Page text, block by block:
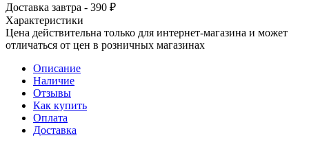
Доставка завтра - 390 ₽
Характеристики
Цена действительна только для интернет-магазина и может
отличаться от цен в розничных магазинах
Описание
Наличие
Отзывы
Как купить
Оплата
Доставка